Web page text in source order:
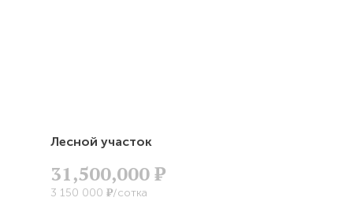
Лесной участок
31,500,000Р
3 150 000 Р/сотка